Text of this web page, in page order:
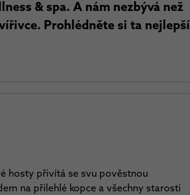
& spa. A nám nezbývá než
Prohlédněte si ta nejlepší
hosty přivítá se svu pověstnou
na přilehlé kopce a všechny starosti